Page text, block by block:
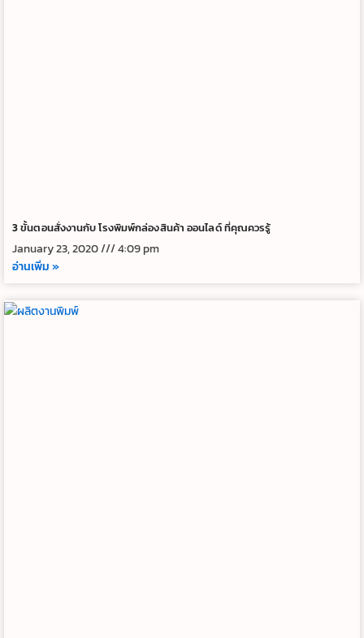
3 ขั้นตอนสั่งงานกับ โรงพิมพ์กล่องสินค้า ออนไลด์ ที่คุณควรรู้
January 23, 2020
4:09 pm
อ่านเพิ่ม »